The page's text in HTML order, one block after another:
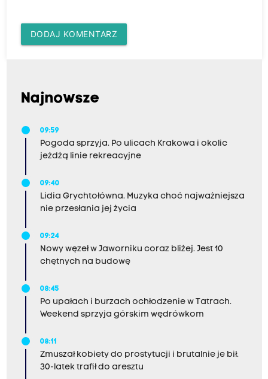
DODAJ KOMENTARZ
Najnowsze
09:59
Pogoda sprzyja. Po ulicach Krakowa i okolic
jeżdżą linie rekreacyjne
09:40
Lidia Grychtołówna. Muzyka choć najważniejsza
nie przesłania jej życia
09:24
Nowy węzeł w Jaworniku coraz bliżej. Jest 10
chętnych na budowę
08:45
Po upałach i burzach ochłodzenie w Tatrach.
Weekend sprzyja górskim wędrówkom
08:11
Zmuszał kobiety do prostytucji i brutalnie je bił.
30-latek trafił do aresztu